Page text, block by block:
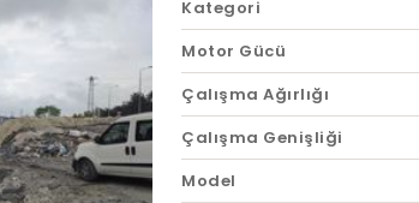
Kategori
Motor Gücü
Çalışma Ağırlığı
Çalışma Genişliği
Model